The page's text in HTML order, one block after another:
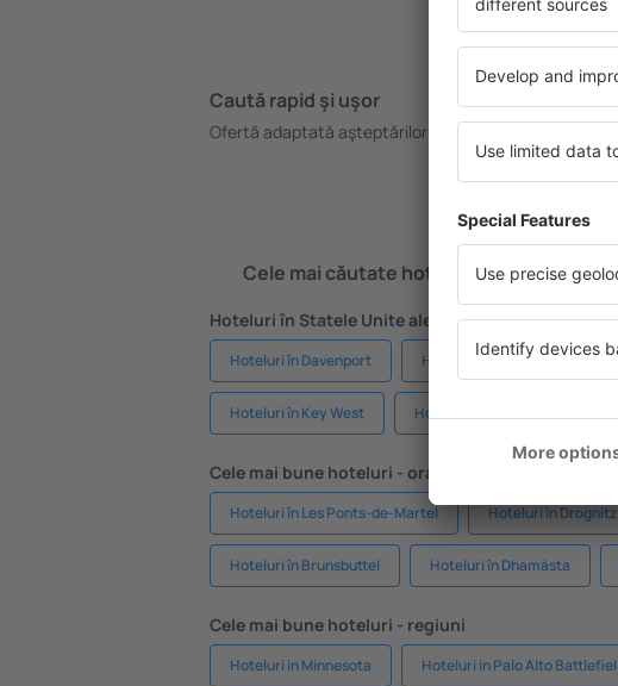
Caută rapid şi uşor
Ofertă adaptată aşteptărilor tale.
Planifică
gratuită de
Cele mai căutate hoteluri de către
Hoteluri în Statele Unite ale Americii - Orașe
Hoteluri în Davenport Hoteluri în Panama City
Hoteluri în Key West Hoteluri în Pigeon Forge
Cele mai bune hoteluri - orașe
Hoteluri în Les Ponts-de-Martel Hoteluri în Drognitz
Hoteluri în Brunsbuttel Hoteluri în Dhamásta
Cele mai bune hoteluri - regiuni
Hoteluri in Minnesota Hoteluri in Palo Alto